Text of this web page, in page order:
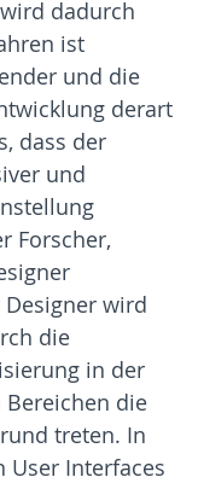
dadurch
ist
und die
derart
dass der
und
Forscher,
wird
die
in der
die
treten. In
User Interfaces